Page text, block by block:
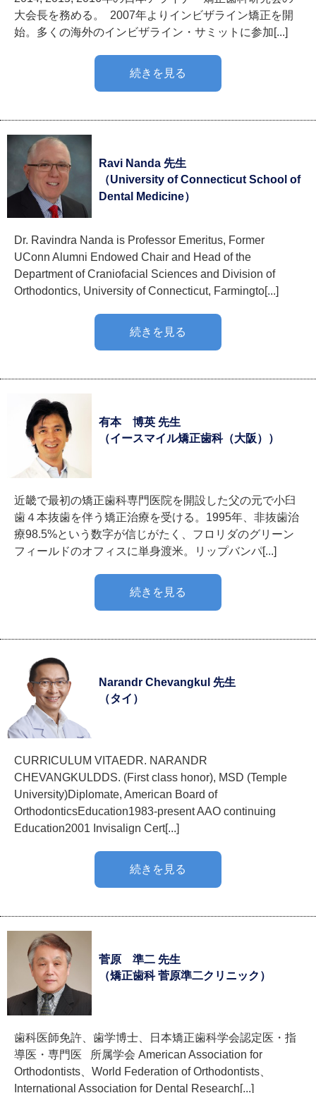
大会長を務める。 2007年よりインビザライン矯正を開
始。多くの海外のインビザライン・サミットに参加[...]
続きを見る
Ravi Nanda 先生
（University of Connecticut School of
Dental Medicine）
Dr. Ravindra Nanda is Professor Emeritus, Former
UConn Alumni Endowed Chair and Head of the
Department of Craniofacial Sciences and Division of
Orthodontics, University of Connecticut, Farmingto[...]
続きを見る
有本 博英 先生
（イースマイル矯正歯科（大阪））
近畿で最初の矯正歯科専門医院を開設した父の元で小臼
歯４本抜歯を伴う矯正治療を受ける。1995年、非抜歯治
療98.5%という数字が信じがたく、フロリダのグリーン
フィールドのオフィスに単身渡米。リップバンパ[...]
続きを見る
Narandr Chevangkul 先生
（タイ）
CURRICULUM VITAEDR. NARANDR
CHEVANGKULDDS. (First class honor), MSD (Temple
University)Diplomate, American Board of
OrthodonticsEducation1983-present AAO continuing
Education2001 Invisalign Cert[...]
続きを見る
菅原 準二 先生
（矯正歯科 菅原準二クリニック）
歯科医師免許、歯学博士、日本矯正歯科学会認定医・指
導医・専門医 所属学会 American Association for
Orthodontists、World Federation of Orthodontists、
International Association for Dental Research[...]